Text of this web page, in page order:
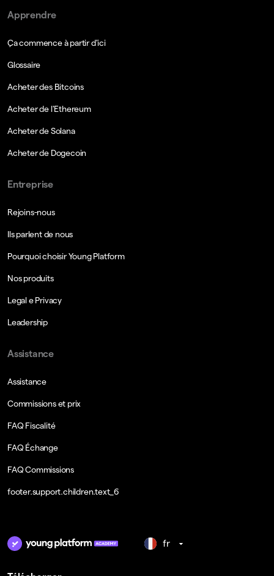
Apprendre
Ça commence à partir d'ici
Glossaire
Acheter des Bitcoins
Acheter de l'Ethereum
Acheter de Solana
Acheter de Dogecoin
Entreprise
Rejoins-nous
Ils parlent de nous
Pourquoi choisir Young Platform
Nos produits
Legal e Privacy
Leadership
Assistance
Assistance
Commissions et prix
FAQ Fiscalité
FAQ Échange
FAQ Commissions
footer.support.children.text_6
fr